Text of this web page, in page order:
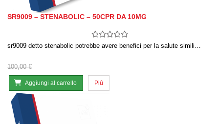
SR9009 – STENABOLIC – 50CPR DA 10MG
sr9009 detto stenabolic potrebbe avere benefici per la salute simili…
100,00 €
Aggiungi al carrello Più